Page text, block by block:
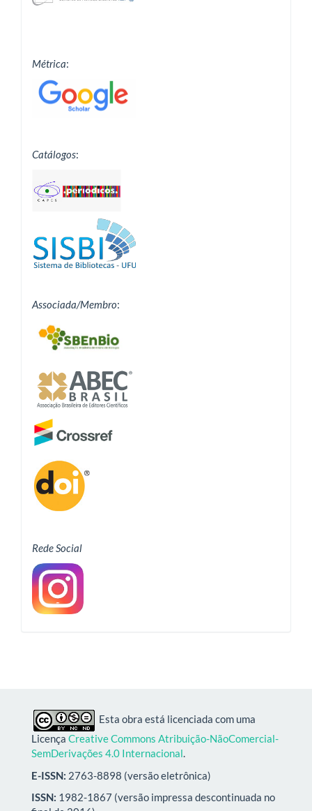
Métrica:
Catálogos:
Associada/Membro:
Rede Social
Esta obra está licenciada com uma
Licença Creative Commons Atribuição-NãoComercial-
SemDerivações 4.0 Internacional.
E-ISSN: 2763-8898 (versão eletrônica)
ISSN: 1982-1867 (versão impressa descontinuada no